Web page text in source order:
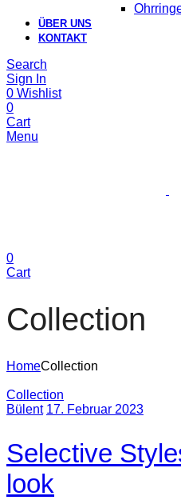
ÜBER UNS
KONTAKT
Search
Sign In
0 Wishlist
0
Cart
Menu
0
Cart
Collection
HomeCollection
Collection
Bülent 17. Februar 2023
Selective
look